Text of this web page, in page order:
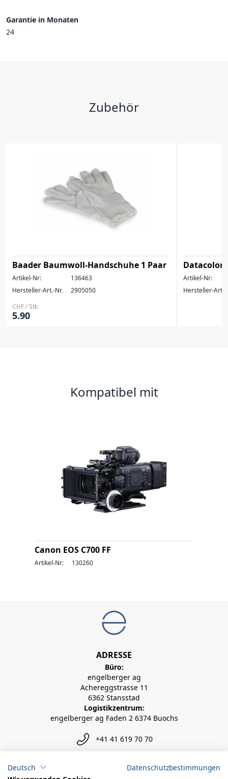
Garantie in Monaten
24
Zubehör
Baader Baumwoll-Handschuhe 1 Paar
Artikel-Nr:
136463
Hersteller-Art.-Nr.
2905050
CHF / Stk
5.90
Datacolor
Artikel-Nr:
Hersteller-Art.-
Kompatibel mit
Canon EOS C700 FF
Artikel-Nr: 130260
ADRESSE
Büro:
engelberger ag
Achereggstrasse 11
6362 Stansstad
Logistikzentrum:
engelberger ag Faden 2 6374 Buochs
+41 41 619 70 70
info@engelberger.ch
Deutsch
Datenschutzbestimmungen